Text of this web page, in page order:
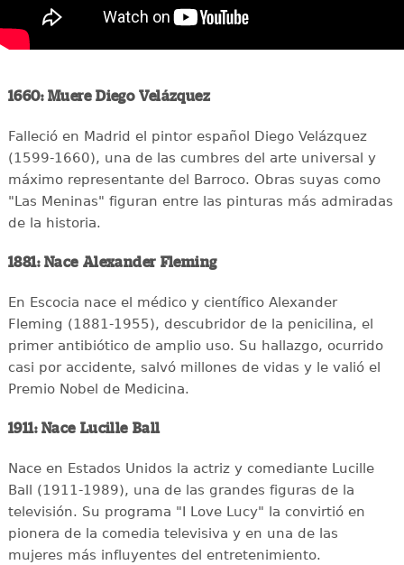
1660: Muere Diego Velázquez
Falleció en Madrid el pintor español Diego Velázquez
(1599-1660), una de las cumbres del arte universal y
máximo representante del Barroco. Obras suyas como
"Las Meninas" figuran entre las pinturas más admiradas
de la historia.
1881: Nace Alexander Fleming
En Escocia nace el médico y científico Alexander
Fleming (1881-1955), descubridor de la penicilina, el
primer antibiótico de amplio uso. Su hallazgo, ocurrido
casi por accidente, salvó millones de vidas y le valió el
Premio Nobel de Medicina.
1911: Nace Lucille Ball
Nace en Estados Unidos la actriz y comediante Lucille
Ball (1911-1989), una de las grandes figuras de la
televisión. Su programa "I Love Lucy" la convirtió en
pionera de la comedia televisiva y en una de las
mujeres más influyentes del entretenimiento.